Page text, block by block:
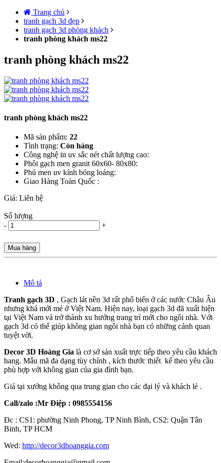
Trang chủ
tranh gạch 3d đẹp
tranh gạch 3d phòng khách
tranh phòng khách ms22
tranh phòng khách ms22
tranh phòng khách ms22
Mã sản phẩm: 22
Tình trạng: Còn hàng
Công nghệ in uv sắc nét chất lượng cao:
Phôi gạch men granit 60x60- 80x80:
Phủ men uv kính bóng loáng:
Giao Hàng Toàn Quốc :
Giá: Liên hệ
Số lượng
-
+
Mua hàng
Mô tả
Tranh gạch 3D , Gạch lát nền 3d rất phổ biến ở các nước Châu Âu
nhưng khá mới mẻ ở Việt Nam. Hiện nay, loại gạch 3d đã xuất hiện
tại Việt Nam và trở thành xu hướng trang trí mới cho ngôi nhà. Với
gạch 3d có thể giúp không gian ngôi nhà bạn có những cảnh quan
tuyệt vời.
Decor 3D Hoàng Gia là cơ sở sản xuất trực tiếp theo yêu cầu khách
hang. Mẫu mã đa dạng tùy chỉnh , kích thước thiết kế theo yêu cầu
phù hợp với không gian của gia đình bạn.
Giá tại xưởng không qua trung gian cho các đại lý và khách lẻ .
Call/zalo :Mr Điệp : 0985554156
Đc : CS1: phường Ninh Phong, TP Ninh Bình, CS2: Quận Tân
Binh, TP HCM
Wed: http://decor3dhoanggia.com